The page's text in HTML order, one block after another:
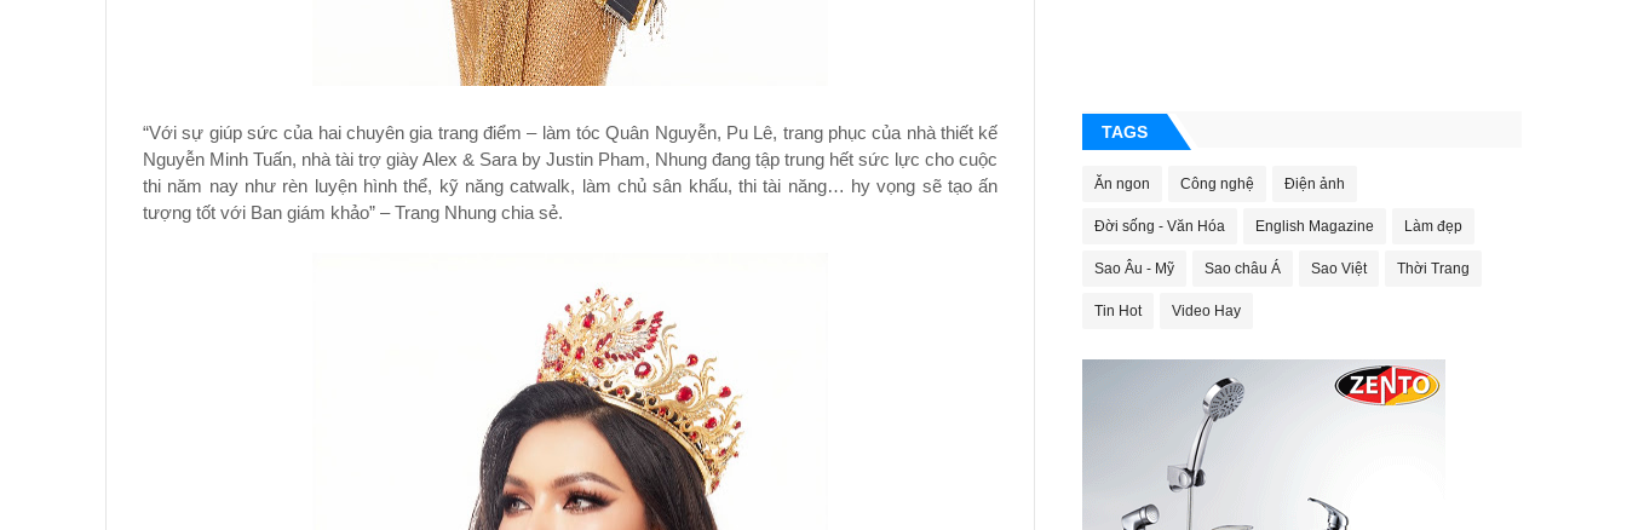
“Với sự giúp sức của hai chuyên gia trang điểm – làm tóc Quân Nguyễn, Pu Lê, trang phục của nhà thiết kế
Nguyễn Minh Tuấn, nhà tài trợ giày Alex & Sara by Justin Pham, Nhung đang tập trung hết sức lực cho cuộc
thi năm nay như rèn luyện hình thể, kỹ năng catwalk, làm chủ sân khấu, thi tài năng… hy vọng sẽ tạo ấn
tượng tốt với Ban giám khảo” – Trang Nhung chia sẻ.
TAGS
Ăn ngon Công nghệ Điện ảnh
Đời sống - Văn Hóa English Magazine Làm đẹp
Sao Âu - Mỹ Sao châu Á Sao Việt Thời Trang
Tin Hot Video Hay